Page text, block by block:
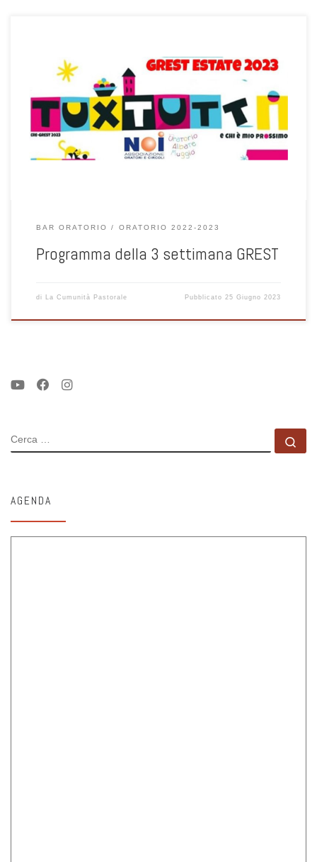
BAR ORATORIO ORATORIO 2022-2023
Programma della 3 settimana GREST
di La Cumunità Pastorale Pubblicato 25 Giugno 2023
CERCA
AGENDA